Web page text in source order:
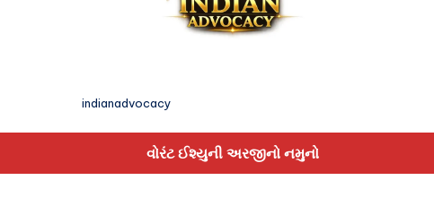
indianadvocacy
વોરંટ ઈશ્યુની અરજીનો નમુનો